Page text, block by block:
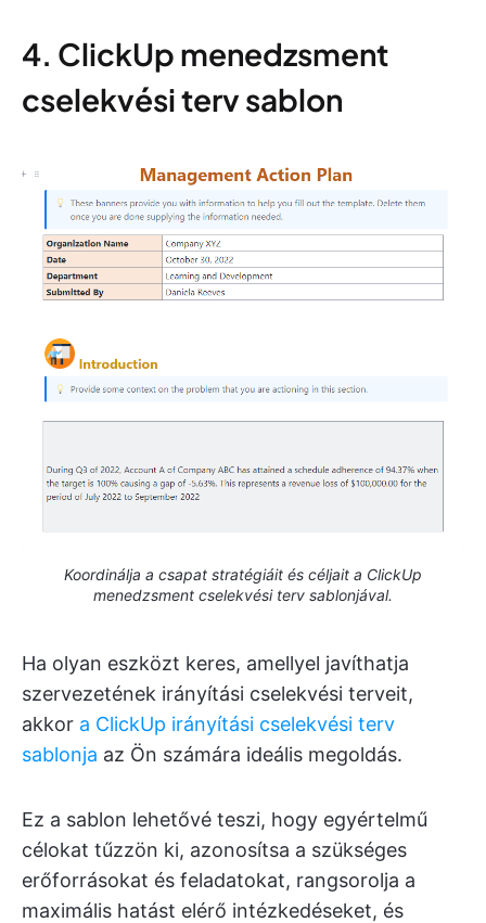
4. ClickUp menedzsment
cselekvési terv sablon
Koordinálja a csapat stratégiáit és céljait a ClickUp
menedzsment cselekvési terv sablonjával.
Ha olyan eszközt keres, amellyel javíthatja
szervezetének irányítási cselekvési terveit,
akkor a ClickUp irányítási cselekvési terv
sablonja az Ön számára ideális megoldás.
Ez a sablon lehetővé teszi, hogy egyértelmű
célokat tűzzön ki, azonosítsa a szükséges
erőforrásokat és feladatokat, rangsorolja a
maximális hatást elérő intézkedéseket, és